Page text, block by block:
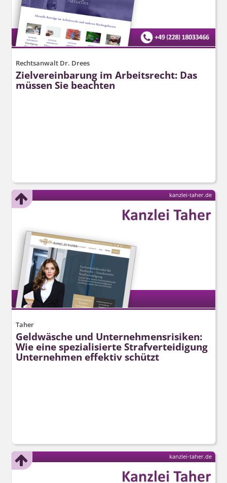
Rechtsanwalt Dr. Drees
Zielvereinbarung im Arbeitsrecht: Das
müssen Sie beachten
Taher
Geldwäsche und Unternehmensrisiken:
Wie eine spezialisierte Strafverteidigung
Unternehmen effektiv schützt
kanzlei-taher.de
kanzlei-taher.de